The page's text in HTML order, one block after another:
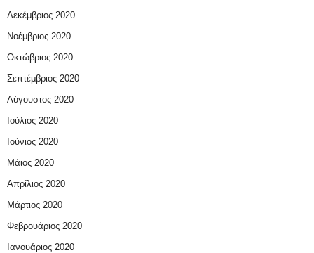
Δεκέμβριος 2020
Νοέμβριος 2020
Οκτώβριος 2020
Σεπτέμβριος 2020
Αύγουστος 2020
Ιούλιος 2020
Ιούνιος 2020
Μάιος 2020
Απρίλιος 2020
Μάρτιος 2020
Φεβρουάριος 2020
Ιανουάριος 2020